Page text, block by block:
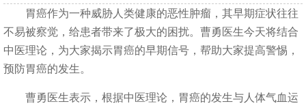
胃癌作为一种威胁人类健康的恶性肿瘤，其早期症状往往
不易被察觉，给患者带来了极大的困扰。曹勇医生今天将结合
中医理论，为大家揭示胃癌的早期信号，帮助大家提高警惕，
预防胃癌的发生。
曹勇医生表示，根据中医理论，胃癌的发生与人体气血运